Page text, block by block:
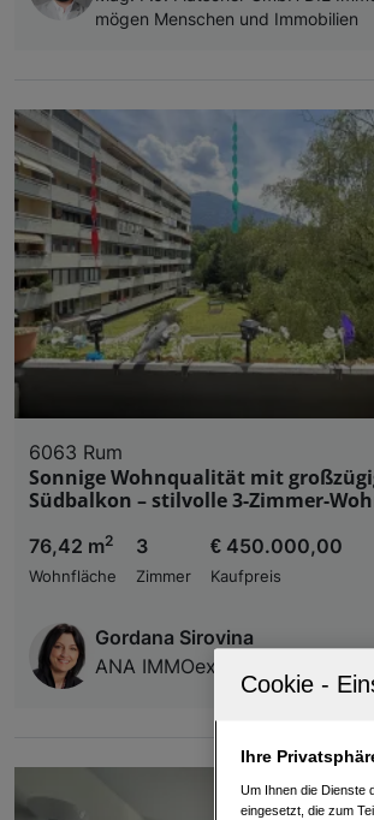
mögen Menschen und Immobilien
6063 Rum
Sonnige Wohnqualität mit
Südbalkon – stilvolle 3-Zimmer-
76,42 m2
Wohnfläche
3
Zimmer
€ 450.000,00
Kaufpreis
Gordana Sirovina
ANA IMMOexzellent e.U.
Ihre
Um Ihnen die Dienste
eingesetzt, die zum